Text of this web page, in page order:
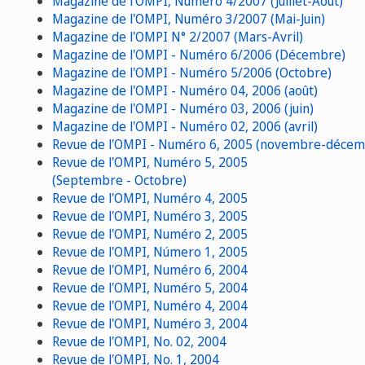
Magazine de l'OMPI, Numéro 3/2007 (Mai-Juin)
Magazine de l'OMPI N° 2/2007 (Mars-Avril)
Magazine de l'OMPI - Numéro 6/2006 (Décembre)
Magazine de l'OMPI - Numéro 5/2006 (Octobre)
Magazine de l'OMPI - Numéro 04, 2006 (août)
Magazine de l'OMPI - Numéro 03, 2006 (juin)
Magazine de l'OMPI - Numéro 02, 2006 (avril)
Revue de l'OMPI - Numéro 6, 2005 (novembre-
Revue de l'OMPI, Numéro 5, 2005
(Septembre - Octobre)
Revue de l'OMPI, Numéro 4, 2005
Revue de l'OMPI, Numéro 3, 2005
Revue de l'OMPI, Numéro 2, 2005
Revue de l'OMPI, Número 1, 2005
Revue de l'OMPI, Numéro 6, 2004
Revue de l'OMPI, Numéro 5, 2004
Revue de l'OMPI, Numéro 4, 2004
Revue de l'OMPI, Numéro 3, 2004
Revue de l'OMPI, No. 02, 2004
Revue de l'OMPI, No. 1, 2004